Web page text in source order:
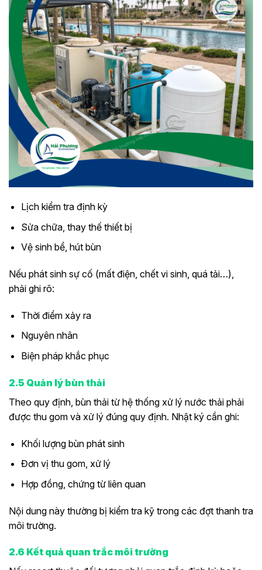
Lịch kiểm tra định kỳ
Sửa chữa, thay thế thiết bị
Vệ sinh bể, hút bùn
Nếu phát sinh sự cố (mất điện, chết vi sinh, quá tải…),
phải ghi rõ:
Thời điểm xảy ra
Nguyên nhân
Biện pháp khắc phục
2.5 Quản lý bùn thải
Theo quy định, bùn thải từ hệ thống xử lý nước thải phải
được thu gom và xử lý đúng quy định. Nhật ký cần ghi:
Khối lượng bùn phát sinh
Đơn vị thu gom, xử lý
Hợp đồng, chứng từ liên quan
Nội dung này thường bị kiểm tra kỹ trong các đợt thanh tra
môi trường.
2.6 Kết quả quan trắc môi trường